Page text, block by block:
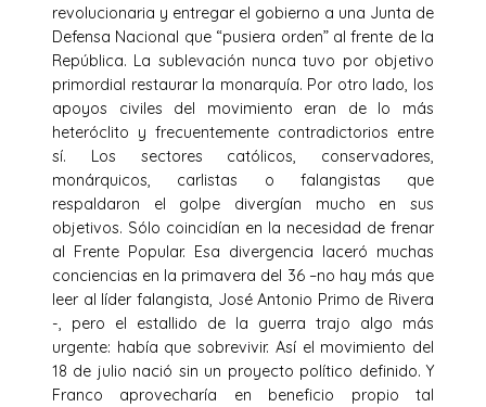
revolucionaria y entregar el gobierno a una Junta de
Defensa Nacional que “pusiera orden” al frente de la
República. La sublevación nunca tuvo por objetivo
primordial restaurar la monarquía. Por otro lado, los
apoyos civiles del movimiento eran de lo más
heteróclito y frecuentemente contradictorios entre
sí. Los sectores católicos, conservadores,
monárquicos, carlistas o falangistas que
respaldaron el golpe divergían mucho en sus
objetivos. Sólo coincidían en la necesidad de frenar
al Frente Popular. Esa divergencia laceró muchas
conciencias en la primavera del 36 –no hay más que
leer al líder falangista, José Antonio Primo de Rivera
-, pero el estallido de la guerra trajo algo más
urgente: había que sobrevivir. Así el movimiento del
18 de julio nació sin un proyecto político definido. Y
Franco aprovecharía en beneficio propio tal